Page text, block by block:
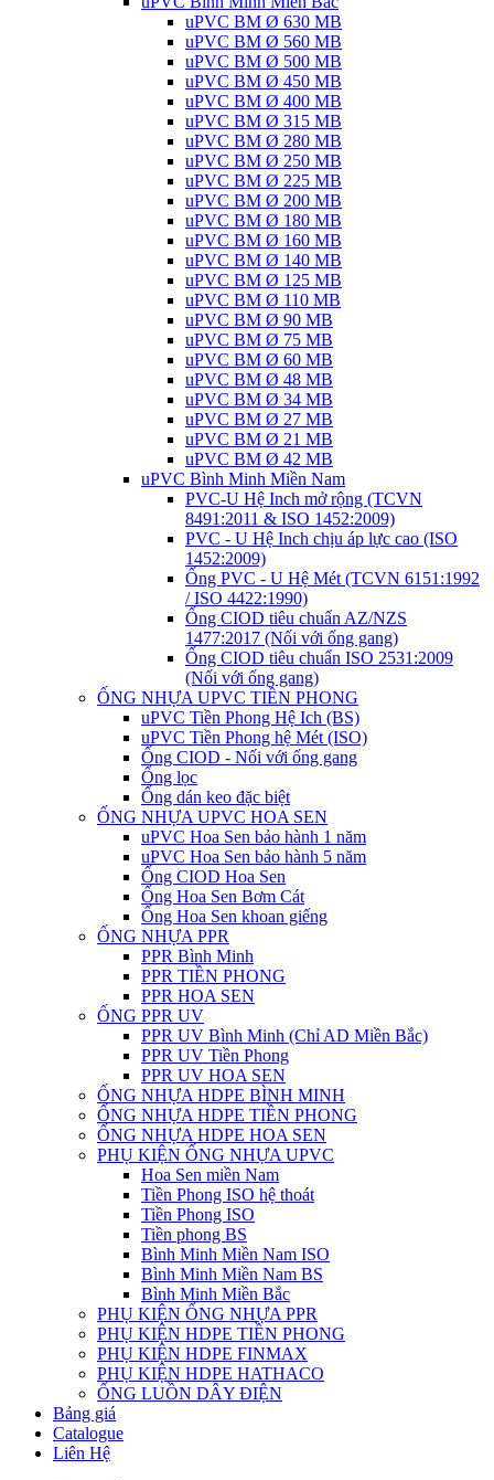
uPVC BM Ø 630 MB
uPVC BM Ø 560 MB
uPVC BM Ø 500 MB
uPVC BM Ø 450 MB
uPVC BM Ø 400 MB
uPVC BM Ø 315 MB
uPVC BM Ø 280 MB
uPVC BM Ø 250 MB
uPVC BM Ø 225 MB
uPVC BM Ø 200 MB
uPVC BM Ø 180 MB
uPVC BM Ø 160 MB
uPVC BM Ø 140 MB
uPVC BM Ø 125 MB
uPVC BM Ø 110 MB
uPVC BM Ø 90 MB
uPVC BM Ø 75 MB
uPVC BM Ø 60 MB
uPVC BM Ø 48 MB
uPVC BM Ø 34 MB
uPVC BM Ø 27 MB
uPVC BM Ø 21 MB
uPVC BM Ø 42 MB
uPVC Bình Minh Miền Nam
PVC-U Hệ Inch mở rộng (TCVN
8491:2011 & ISO 1452:2009)
PVC - U Hệ Inch chịu áp lực cao (ISO
1452:2009)
Ống PVC - U Hệ Mét (TCVN 6151:1992
/ ISO 4422:1990)
Ống CIOD tiêu chuẩn AZ/NZS
1477:2017 (Nối với ống gang)
Ống CIOD tiêu chuẩn ISO 2531:2009
(Nối với ống gang)
ỐNG NHỰA UPVC TIỀN PHONG
uPVC Tiền Phong Hệ Ich (BS)
uPVC Tiền Phong hệ Mét (ISO)
Ống CIOD - Nối với ống gang
Ống lọc
Ống dán keo đặc biệt
ỐNG NHỰA UPVC HOA SEN
uPVC Hoa Sen bảo hành 1 năm
uPVC Hoa Sen bảo hành 5 năm
Ống CIOD Hoa Sen
Ống Hoa Sen Bơm Cát
Ống Hoa Sen khoan giếng
ỐNG NHỰA PPR
PPR Bình Minh
PPR TIỀN PHONG
PPR HOA SEN
ỐNG PPR UV
PPR UV Bình Minh (Chỉ AD Miền Bắc)
PPR UV Tiền Phong
PPR UV HOA SEN
ỐNG NHỰA HDPE BÌNH MINH
ỐNG NHỰA HDPE TIỀN PHONG
ỐNG NHỰA HDPE HOA SEN
PHỤ KIỆN ỐNG NHỰA UPVC
Hoa Sen miền Nam
Tiền Phong ISO hệ thoát
Tiền Phong ISO
Tiền phong BS
Bình Minh Miền Nam ISO
Bình Minh Miền Nam BS
Bình Minh Miền Bắc
PHỤ KIỆN ỐNG NHỰA PPR
PHỤ KIỆN HDPE TIỀN PHONG
PHỤ KIỆN HDPE FINMAX
PHỤ KIỆN HDPE HATHACO
ỐNG LUỒN DÂY ĐIỆN
Bảng giá
Catalogue
Liên Hệ